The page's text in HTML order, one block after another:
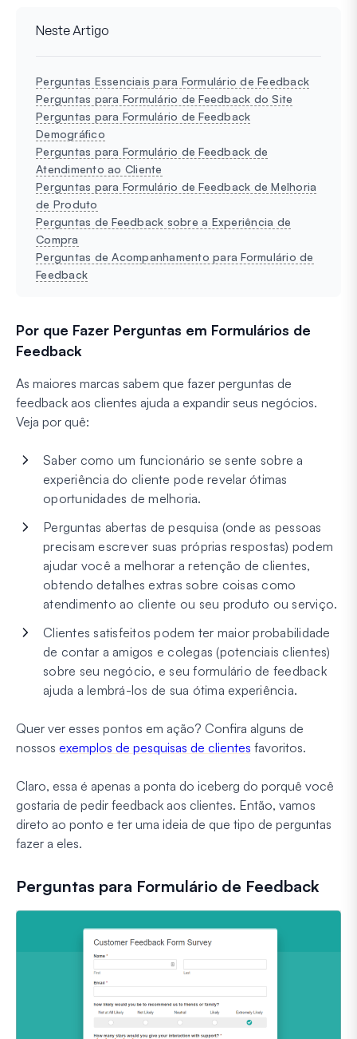
Neste Artigo
Perguntas Essenciais para Formulário de Feedback
Perguntas para Formulário de Feedback do Site
Perguntas para Formulário de Feedback
Demográfico
Perguntas para Formulário de Feedback de
Atendimento ao Cliente
Perguntas para Formulário de Feedback de Melhoria
de Produto
Perguntas de Feedback sobre a Experiência de
Compra
Perguntas de Acompanhamento para Formulário de
Feedback
Por que Fazer Perguntas em Formulários de
Feedback
As maiores marcas sabem que fazer perguntas de
feedback aos clientes ajuda a expandir seus negócios.
Veja por quê:
Saber como um funcionário se sente sobre a
experiência do cliente pode revelar ótimas
oportunidades de melhoria.
Perguntas abertas de pesquisa (onde as pessoas
precisam escrever suas próprias respostas) podem
ajudar você a melhorar a retenção de clientes,
obtendo detalhes extras sobre coisas como
atendimento ao cliente ou seu produto ou serviço.
Clientes satisfeitos podem ter maior probabilidade
de contar a amigos e colegas (potenciais clientes)
sobre seu negócio, e seu formulário de feedback
ajuda a lembrá-los de sua ótima experiência.
Quer ver esses pontos em ação? Confira alguns de
nossos exemplos de pesquisas de clientes favoritos.
Claro, essa é apenas a ponta do iceberg do porquê você
gostaria de pedir feedback aos clientes. Então, vamos
direto ao ponto e ter uma ideia de que tipo de perguntas
fazer a eles.
Perguntas para Formulário de Feedback